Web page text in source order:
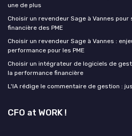
une de plus
Choisir un revendeur Sage à Vannes
financière des PME
Choisir un revendeur Sage à Vannes :
performance pour les PME
Choisir un intégrateur de logiciels de
la performance financière
L'IA rédige le commentaire de gestion :
CFO at WORK !